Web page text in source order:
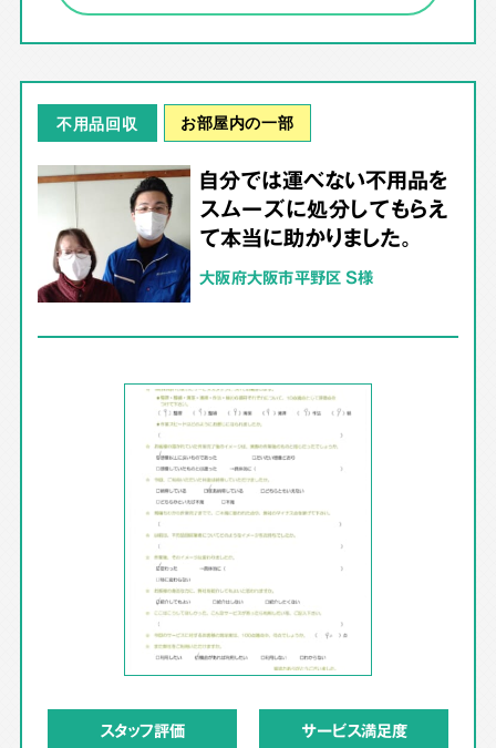
不用品回収 お部屋内の一部
自分では運べない不用品を
スムーズに処分してもらえ
て本当に助かりました。
大阪府大阪市平野区 S様
スタッフ評価 サービス満足度